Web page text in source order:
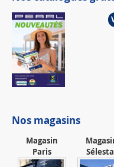
Nos magasins
Magasin
Paris